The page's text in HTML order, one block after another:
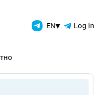
— EN▾ Log in